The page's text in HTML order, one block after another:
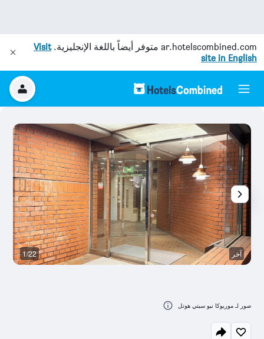
ar.hotelscombined.com متوفر أيضاً باللغة الإنجليزية.Visit
site in English
آخر 1/22
صور لـ موريوكا نيو سيتي هوتل